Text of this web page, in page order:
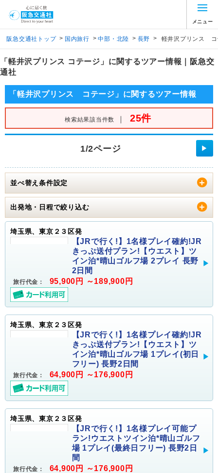
メニュー
阪急交通社トップ > 国内旅行 > 中部・北陸 > 長野 > 軽井沢プリンス コ
「軽井沢プリンス コテージ」に関するツアー情報｜阪急交
通社
「軽井沢プリンス コテージ」に関するツアー情報
検索結果該当件数 ｜ 25件
1/2ページ ▶
並べ替え条件設定
出発地・日程で絞り込む
埼玉県、東京２３区発
【JRで行く!】1名様プレイ確約!JR
きっぷ送付プラン!【ウエスト】ツ
イン泊*晴山ゴルフ場 2プレイ 長野
2日間
旅行代金： 95,900円 ～189,900円
埼玉県、東京２３区発
【JRで行く!】1名様プレイ確約!JR
きっぷ送付プラン!【ウエスト】ツ
イン泊*晴山ゴルフ場 1プレイ(初日
フリー) 長野2日間
旅行代金： 64,900円 ～176,900円
埼玉県、東京２３区発
【JRで行く!】1名様プレイ可能プ
ラン!ウエストツイン泊*晴山ゴルフ
場 1プレイ(最終日フリー) 長野2日
間
旅行代金： 64,900円 ～176,900円